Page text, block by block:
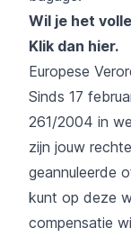
Wil je het
Klik dan hier.
Europese
Sinds 17
261/2004 in
zijn jouw
geannuleerde
kunt op deze
compensatie